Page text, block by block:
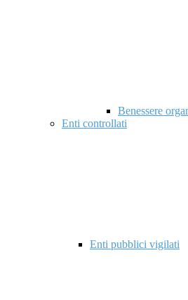
Benessere
Enti controllati
Enti pubblici vigilati